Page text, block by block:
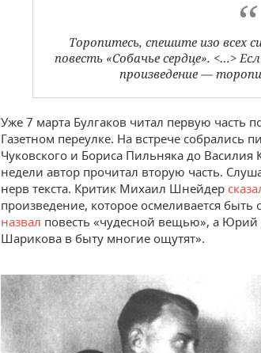
Торопитесь, спешите изо всех
повесть «Собачье сердце». <…>
произведение —
Уже 7 марта Булгаков читал первую часть
Газетном переулке. На встрече собрались
Чуковского и Бориса Пильняка до
недели автор прочитал вторую часть.
нерв текста. Критик Михаил Шнейдер
произведение, которое осмеливается
назвал повесть «чудесной вещью», а Юрий
Шарикова в быту многие ощутят».